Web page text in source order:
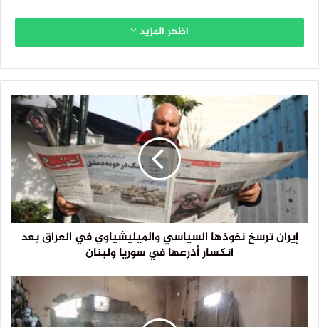
اظهر المزيد
إيران ترسخ نفوذها السياسي والميليشياوي في العراق بعد
انكسار أذرعها في سوريا ولبنان